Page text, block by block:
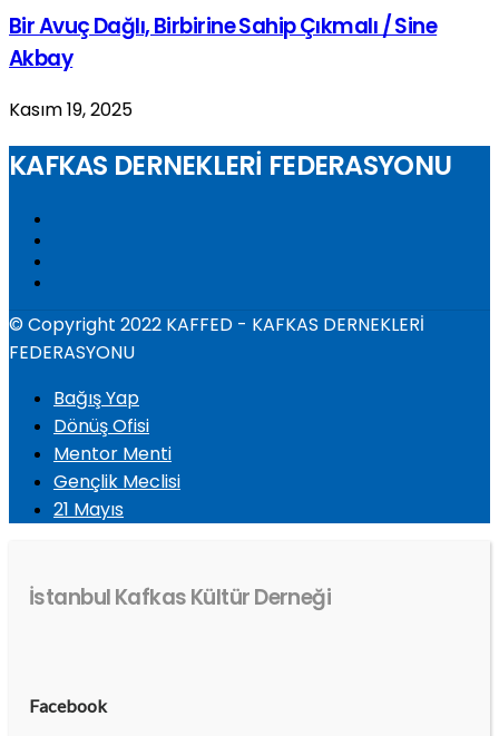
Bir Avuç Dağlı, Birbirine Sahip Çıkmalı / Sine
Akbay
Kasım 19, 2025
KAFKAS DERNEKLERİ FEDERASYONU
© Copyright 2022 KAFFED - KAFKAS DERNEKLERİ
FEDERASYONU
Bağış Yap
Dönüş Ofisi
Mentor Menti
Gençlik Meclisi
21 Mayıs
İstanbul Kafkas Kültür Derneği
Facebook